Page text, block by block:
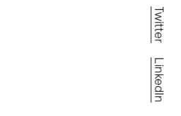
Twitter
LinkedIn